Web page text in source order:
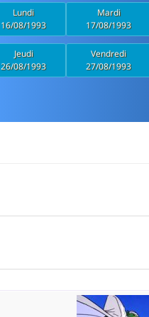
Lundi
16/08/1993
Mardi
17/08/1993
Jeudi
26/08/1993
Vendredi
27/08/1993